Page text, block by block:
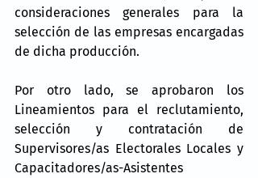
consideraciones generales para la
selección de las empresas encargadas
de dicha producción.
Por otro lado, se aprobaron los
Lineamientos para el reclutamiento,
selección y contratación de
Supervisores/as Electorales Locales y
Capacitadores/as-Asistentes